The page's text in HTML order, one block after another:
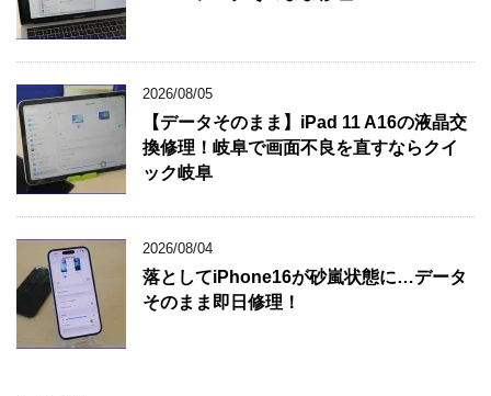
2026/08/05
【データそのまま】iPad 11 A16の液晶交
換修理！岐阜で画面不良を直すならクイ
ック岐阜
2026/08/04
落としてiPhone16が砂嵐状態に…データ
そのまま即日修理！